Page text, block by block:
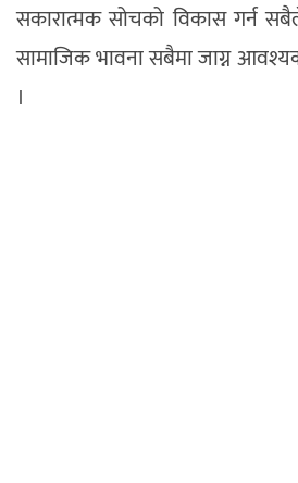
सकारात्मक सोचको विकास गर्न
सामाजिक भावना सबैमा जाग्न
।